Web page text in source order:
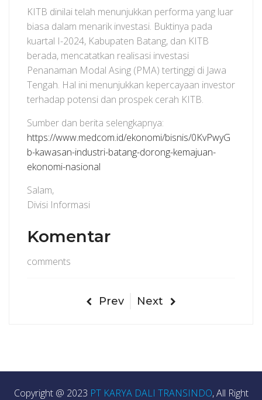
KITB dinilai telah menunjukkan performa yang luar
biasa dalam menarik investasi. Buktinya pada
kuartal I-2024, Kabupaten Batang, dan KITB
berada, mencatatkan realisasi investasi
Penanaman Modal Asing (PMA) tertinggi di Jawa
Tengah. Hal ini menunjukkan kepercayaan investor
terhadap potensi dan prospek cerah KITB.
Sumber dan berita selengkapnya:
https://www.medcom.id/ekonomi/bisnis/0KvPwyG
b-kawasan-industri-batang-dorong-kemajuan-
ekonomi-nasional
Salam,
Divisi Informasi
Komentar
comments
Prev Next
Copyright @ 2023 PT KARYA DALI TRANSINDO, All Right